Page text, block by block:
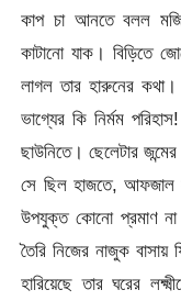
কাপ চা আনতে বলল
কাটানো যাক। বিড়িতে
লাগল তার হারুনের কথা।
ভাগ্যের কি নির্মম
ছাউনিতে। ছেলেটার
সে ছিল হাজতে, আফজাল
উপযুক্ত কোনো প্রমাণ না
তৈরি নিজের নাজুক বাসায়
হারিয়েছে তার ঘরের